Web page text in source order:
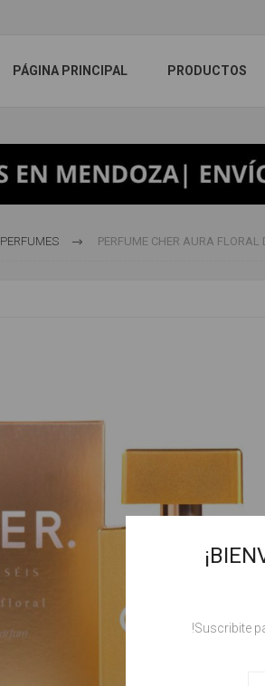
PÁGINA PRINCIPAL PRODUCTOS
PERFUMES PERFUME CHER AURA FLORAL
!Suscribite